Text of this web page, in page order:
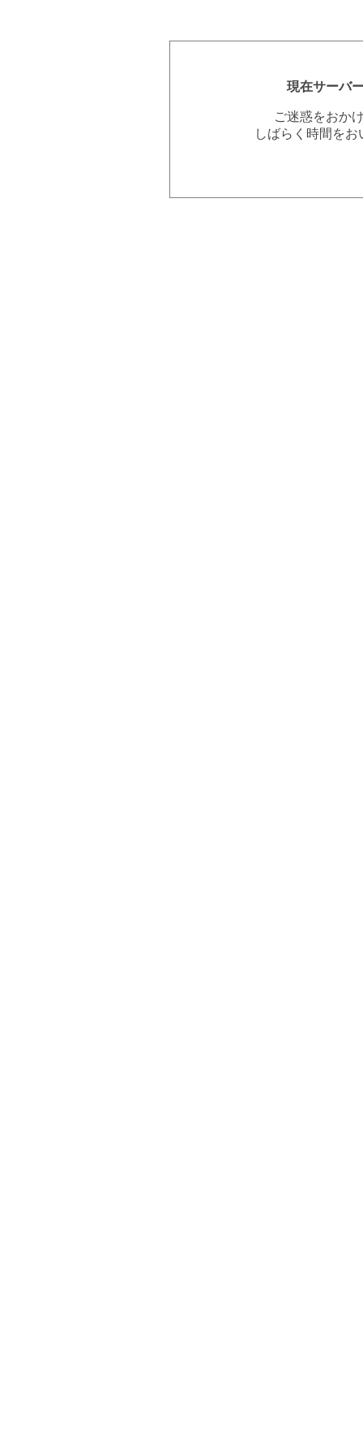
現在サーバ
ご迷惑をおか
しばらく時間を